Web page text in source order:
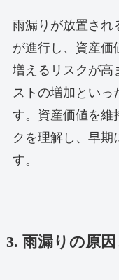
雨漏りが放置され
が進行し、資産価
増えるリスクが高
ストの増加といっ
す。資産価値を維
クを理解し、早期
す。
3. 雨漏りの原